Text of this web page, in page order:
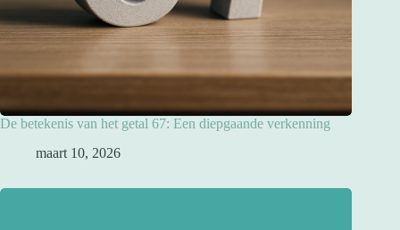
De betekenis van het getal 67: Een diepgaande verkenning
maart 10, 2026